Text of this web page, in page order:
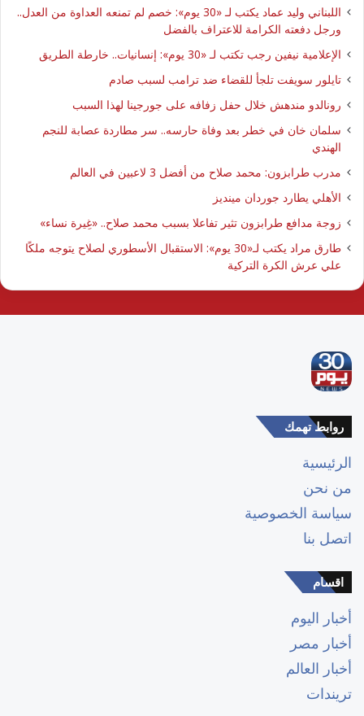
اللبناني وليد عماد يكتب لـ «30 يوم»: خصم لم تمنعه العداوة من العدل..
ورجل دفعته الكرامة للاعتراف بالفضل
الإعلامية نيفين رجب تكتب لـ «30 يوم»: إنسانيات.. خارطة الطريق
تايلور سويفت تلجأ للقضاء ضد ترامب لسبب صادم
رونالدو مندهش خلال حفل زفافه على جورجينا لهذا السبب
سلمان خان في خطر بعد وفاة حارسه.. سر مطاردة عصابة للنجم
الهندي
مدرب طرابزون: محمد صلاح من أفضل 3 لاعبين في العالم
الأهلي يطارد جوردان مينديز
زوجة مدافع طرابزون تثير تفاعلا بسبب محمد صلاح.. «غِيرة نساء»
طارق مراد يكتب لـ«30 يوم»: الاستقبال الأسطوري لصلاح يتوجه ملكًا
علي عرش الكرة التركية
روابط تهمك
الرئيسية
من نحن
سياسة الخصوصية
اتصل بنا
اقسام
أخبار اليوم
أخبار مصر
أخبار العالم
تريندات